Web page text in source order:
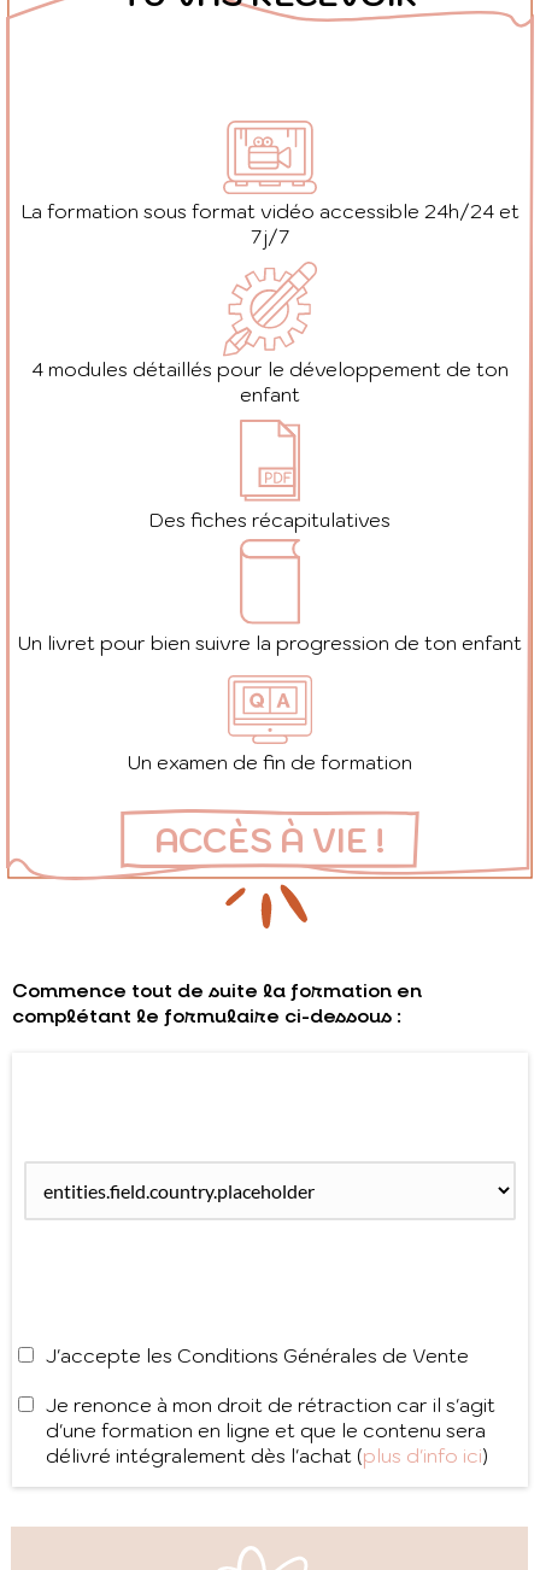
La formation sous format vidéo accessible 24h/24 et
7j/7
4 modules détaillés pour le développement de ton
enfant
Des fiches récapitulatives
Un livret pour bien suivre la progression de ton enfant
Un examen de fin de formation
ACCÈS À VIE !
Commence tout de suite la formation en
complétant le formulaire ci-dessous :
J'accepte les Conditions Générales de Vente
Je renonce à mon droit de rétraction car il s'agit
d'une formation en ligne et que le contenu sera
délivré intégralement dès l'achat (plus d'info ici)